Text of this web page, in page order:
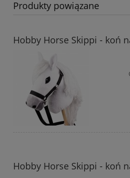
Produkty powiązane
Hobby Horse Skippi - koń
Hobby Horse Skippi - koń